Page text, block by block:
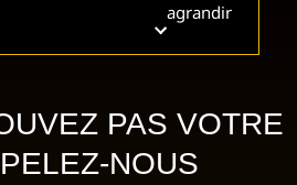
agrandir
PAS VOTRE
NOUS